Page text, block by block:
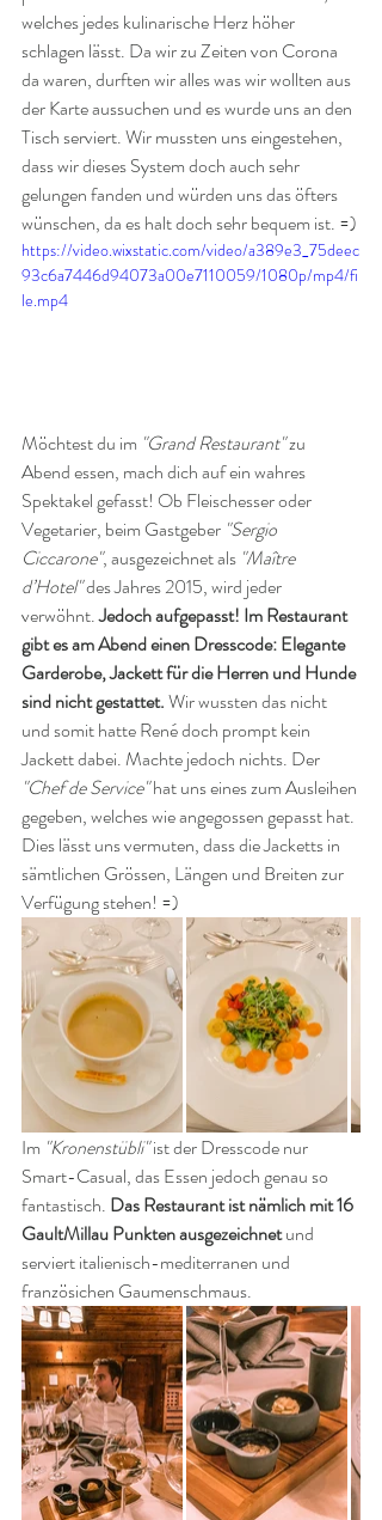
welches jedes kulinarische Herz höher
schlagen lässt. Da wir zu Zeiten von Corona
da waren, durften wir alles was wir wollten aus
der Karte aussuchen und es wurde uns an den
Tisch serviert. Wir mussten uns eingestehen,
dass wir dieses System doch auch sehr
gelungen fanden und würden uns das öfters
wünschen, da es halt doch sehr bequem ist. =)
https://video.wixstatic.com/video/a389e3_75deec
93c6a7446d94073a00e7110059/1080p/mp4/fi
le.mp4
Möchtest du im "Grand Restaurant" zu
Abend essen, mach dich auf ein wahres
Spektakel gefasst! Ob Fleischesser oder
Vegetarier, beim Gastgeber "Sergio
Ciccarone", ausgezeichnet als "Maître
d’Hotel" des Jahres 2015, wird jeder
verwöhnt. Jedoch aufgepasst! Im Restaurant
gibt es am Abend einen Dresscode: Elegante
Garderobe, Jackett für die Herren und Hunde
sind nicht gestattet. Wir wussten das nicht
und somit hatte René doch prompt kein
Jackett dabei. Machte jedoch nichts. Der
"Chef de Service" hat uns eines zum Ausleihen
gegeben, welches wie angegossen gepasst hat.
Dies lässt uns vermuten, dass die Jacketts in
sämtlichen Grössen, Längen und Breiten zur
Verfügung stehen! =)
Im "Kronenstübli" ist der Dresscode nur
Smart-Casual, das Essen jedoch genau so
fantastisch. Das Restaurant ist nämlich mit 16
GaultMillau Punkten ausgezeichnet und
serviert italienisch-mediterranen und
französichen Gaumenschmaus.